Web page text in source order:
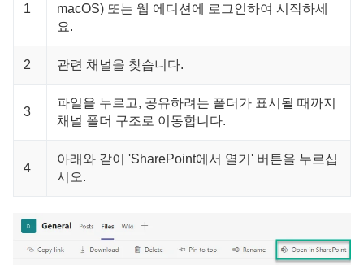
1
macOS) 또는 웹 에디션에 로그인하여 시작하세
요.
2 관련 채널을 찾습니다.
3
파일을 누르고, 공유하려는 폴더가 표시될 때까지
채널 폴더 구조로 이동합니다.
4
아래와 같이 'SharePoint에서 열기' 버튼을 누르십
시오.